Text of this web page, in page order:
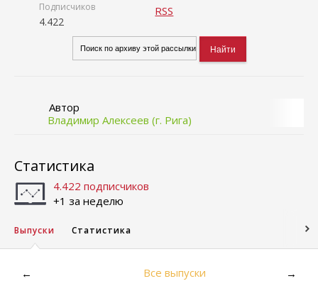
Подписчиков
4.422
RSS
Автор
Владимир Алексеев (г. Рига)
Статистика
4.422 подписчиков
+1 за неделю
Выпуски Статистика
← Все выпуски →